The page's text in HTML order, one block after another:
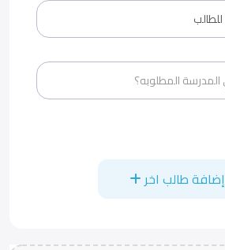
إضافة طالب اخر